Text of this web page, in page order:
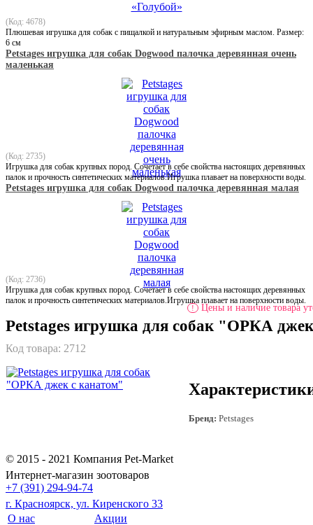
(Код: 4678)
Плюшевая игрушка для собак с пищалкой и натуральным эфирным маслом. Размер:
6 см
Petstages игрушка для собак Dogwood палочка деревянная очень
маленькая
(Код: 2735)
Игрушка для собак крупных пород. Сочетает в себе свойства настоящих деревянных
палок и прочность синтетических материалов.Игрушка плавает на поверхности воды.
Petstages игрушка для собак Dogwood палочка деревянная малая
(Код: 2736)
Игрушка для собак крупных пород. Сочетает в себе свойства настоящих деревянных
палок и прочность синтетических материалов.Игрушка плавает на поверхности воды.
! Цены и наличие товара
Petstages игрушка для собак "ОРКА
Код товара: 2712
Бренд: Petstages
© 2015 - 2021 Компания Pet-Market
Интернет-магазин зоотоваров
+7 (391) 294-94-74
г. Красноярск, ул. Киренского 33
О нас
Акции